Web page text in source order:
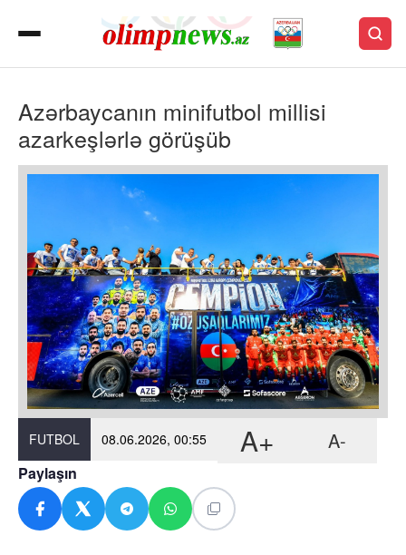
Azərbaycanın minifutbol millisi
azarkeşlərlə görüşüb
FUTBOL 08.06.2026, 00:55 A+ A-
Paylaşın